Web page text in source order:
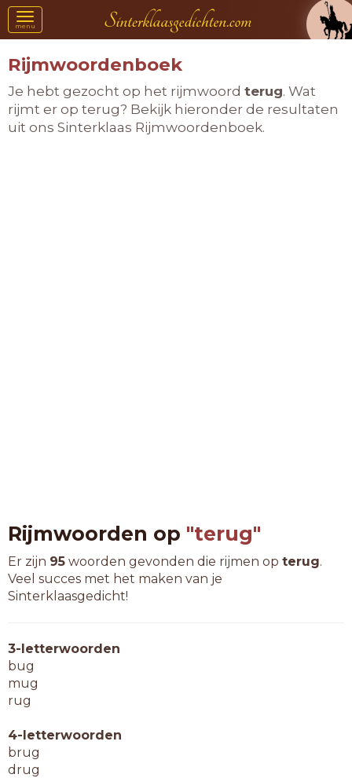
Toggle
navigation
menu
Rijmwoordenboek
Je hebt gezocht op het rijmwoord terug. Wat
rijmt er op terug? Bekijk hieronder de resultaten
uit ons Sinterklaas Rijmwoordenboek.
Rijmwoorden op "terug"
Er zijn 95 woorden gevonden die rijmen op terug.
Veel succes met het maken van je
Sinterklaasgedicht!
3-letterwoorden
bug
mug
rug
4-letterwoorden
brug
drug